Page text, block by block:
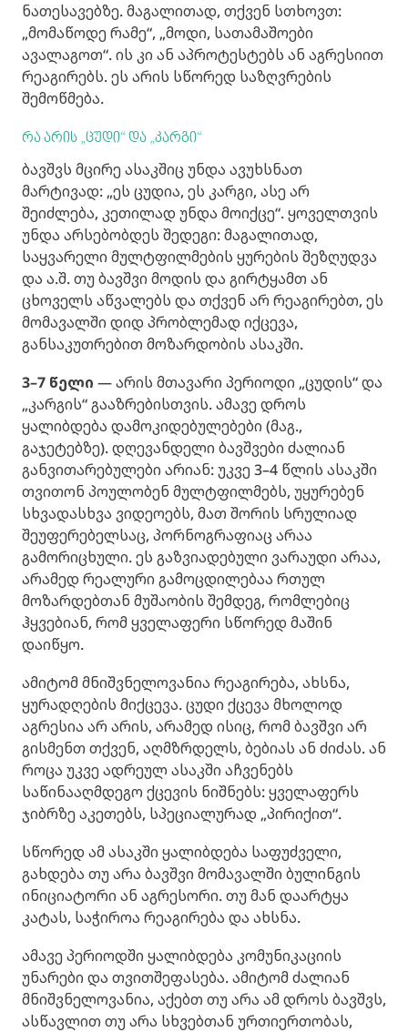
ნათესავებზე. მაგალითად, თქვენ სთხოვთ:
„მომაწოდე რამე“, „მოდი, სათამაშოები
ავალაგოთ“. ის კი ან აპროტესტებს ან აგრესიით
რეაგირებს. ეს არის სწორედ საზღვრების
შემოწმება.
რა არის „ცუდი“ და „კარგი“
ბავშვს მცირე ასაკშიც უნდა ავუხსნათ
მარტივად: „ეს ცუდია, ეს კარგი, ასე არ
შეიძლება, კეთილად უნდა მოიქცე“. ყოველთვის
უნდა არსებობდეს შედეგი: მაგალითად,
საყვარელი მულტფილმების ყურების შეზღუდვა
და ა.შ. თუ ბავშვი მოდის და გირტყამთ ან
ცხოველს აწვალებს და თქვენ არ რეაგირებთ, ეს
მომავალში დიდ პრობლემად იქცევა,
განსაკუთრებით მოზარდობის ასაკში.
3–7 წელი — არის მთავარი პერიოდი „ცუდის“ და
„კარგის“ გააზრებისთვის. ამავე დროს
ყალიბდება დამოკიდებულებები (მაგ.,
გაჯეტებზე). დღევანდელი ბავშვები ძალიან
განვითარებულები არიან: უკვე 3–4 წლის ასაკში
თვითონ პოულობენ მულტფილმებს, უყურებენ
სხვადასხვა ვიდეოებს, მათ შორის სრულიად
შეუფერებელსაც, პორნოგრაფიაც არაა
გამორიცხული. ეს გაზვიადებული ვარაუდი არაა,
არამედ რეალური გამოცდილებაა რთულ
მოზარდებთან მუშაობის შემდეგ, რომლებიც
ჰყვებიან, რომ ყველაფერი სწორედ მაშინ
დაიწყო.
ამიტომ მნიშვნელოვანია რეაგირება, ახსნა,
ყურადღების მიქცევა. ცუდი ქცევა მხოლოდ
აგრესია არ არის, არამედ ისიც, რომ ბავშვი არ
გისმენთ თქვენ, აღმზრდელს, ბებიას ან ძიძას. ან
როცა უკვე ადრეულ ასაკში აჩვენებს
საწინააღმდეგო ქცევის ნიშნებს: ყველაფერს
ჯიბრზე აკეთებს, სპეციალურად „პირიქით“.
სწორედ ამ ასაკში ყალიბდება საფუძველი,
გახდება თუ არა ბავშვი მომავალში ბულინგის
ინიციატორი ან აგრესორი. თუ მან დაარტყა
კატას, საჭიროა რეაგირება და ახსნა.
ამავე პერიოდში ყალიბდება კომუნიკაციის
უნარები და თვითშეფასება. ამიტომ ძალიან
მნიშვნელოვანია, აქებთ თუ არა ამ დროს ბავშვს,
ასწავლით თუ არა სხვებთან ურთიერთობას,